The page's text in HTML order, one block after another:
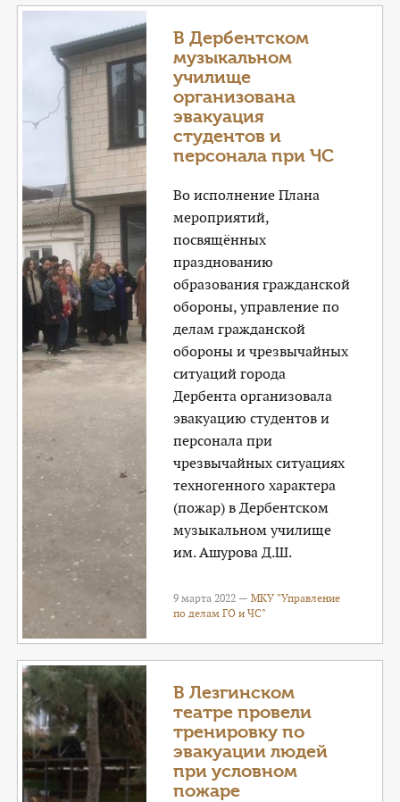
В Дербентском
музыкальном
училище
организована
эвакуация
студентов и
персонала при ЧС
Во исполнение Плана
мероприятий,
посвящённых
празднованию
образования гражданской
обороны, управление по
делам гражданской
обороны и чрезвычайных
ситуаций города
Дербента организовала
эвакуацию студентов и
персонала при
чрезвычайных ситуациях
техногенного характера
(пожар) в Дербентском
музыкальном училище
им. Ашурова Д.Ш.
9 марта 2022 —МКУ "Управление
по делам ГО и ЧС"
В Лезгинском
театре провели
тренировку по
эвакуации людей
при условном
пожаре